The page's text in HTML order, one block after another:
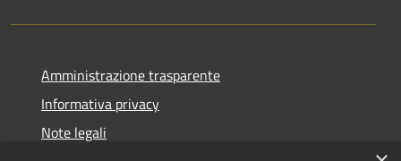
Amministrazione trasparente
Informativa privacy
Note legali